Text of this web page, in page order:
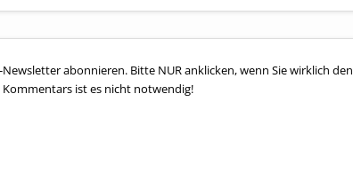
abonnieren. Bitte NUR anklicken, wenn Sie wirklich den
ist es nicht notwendig!